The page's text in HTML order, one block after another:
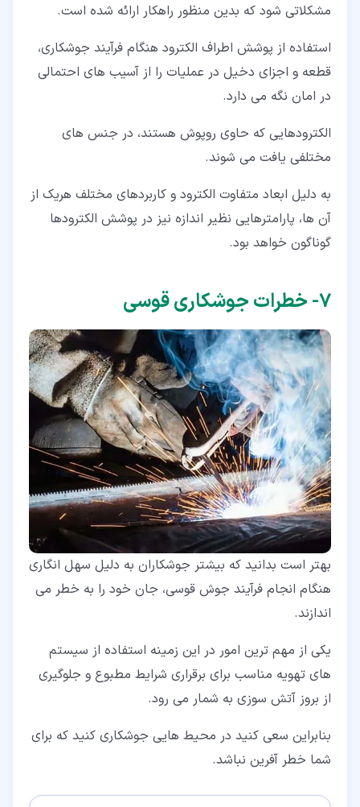
مشکلاتی شود که بدین منظور راهکار ارائه شده است.
استفاده از پوشش اطراف الکترود هنگام فرآیند جوشکاری،
قطعه و اجزای دخیل در عملیات را از آسیب های احتمالی
در امان نگه می دارد.
الکترودهایی که حاوی روپوش هستند، در جنس های
مختلفی یافت می شوند.
به دلیل ابعاد متفاوت الکترود و کاربردهای مختلف هریک از
آن ها، پارامترهایی نظیر اندازه نیز در پوشش الکترودها
گوناگون خواهد بود.
۷‏- خطرات جوشکاری قوسی
بهتر است بدانید که بیشتر جوشکاران به دلیل سهل انگاری
هنگام انجام فرآیند جوش قوسی، جان خود را به خطر می
اندازند.
یکی از مهم ترین امور در این زمینه استفاده از سیستم
های تهویه مناسب برای برقراری شرایط مطبوع و جلوگیری
از بروز آتش سوزی به شمار می رود.
بنابراین سعی کنید در محیط هایی جوشکاری کنید که برای
شما خطر آفرین نباشد.